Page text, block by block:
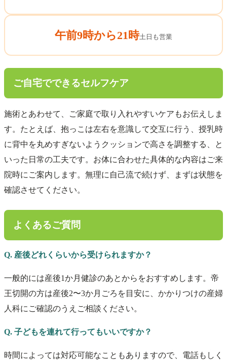
午前9時から21時土日も営業
ご自宅でできるセルフケア
施術とあわせて、ご家庭で取り入れやすいケアもお伝えしま
す。たとえば、抱っこは左右を意識して交互に行う、授乳時
に背中を丸めすぎないようクッションで高さを調整する、と
いった日常の工夫です。お体に合わせた具体的な内容はご来
院時にご案内します。無理に自己流で続けず、まずは状態を
確認させてください。
よくあるご質問
Q. 産後どれくらいから受けられますか？
一般的には産後1か月健診のあとからをおすすめします。帝
王切開の方は産後2〜3か月ごろを目安に、かかりつけの産婦
人科にご確認のうえご相談ください。
Q. 子どもを連れて行ってもいいですか？
時間によっては対応可能なこともありますので、電話もしく